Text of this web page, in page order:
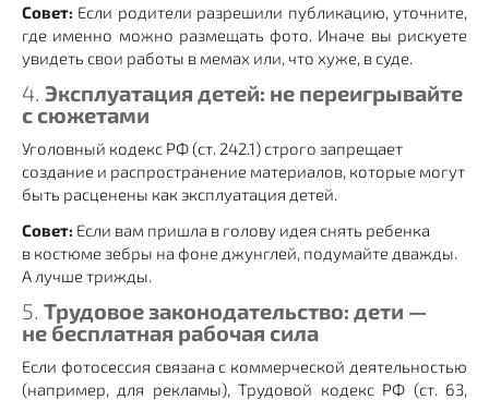
Совет: Если родители разрешили публикацию, уточните,
где именно можно размещать фото. Иначе вы рискуете
увидеть свои работы в мемах или, что хуже, в суде.
4. Эксплуатация детей: не переигрывайте
с сюжетами
Уголовный кодекс РФ (ст. 242.1) строго запрещает
создание и распространение материалов, которые могут
быть расценены как эксплуатация детей.
Совет: Если вам пришла в голову идея снять ребенка
в костюме зебры на фоне джунглей, подумайте дважды.
А лучше трижды.
5. Трудовое законодательство: дети —
не бесплатная рабочая сила
Если фотосессия связана с коммерческой деятельностью
(например, для рекламы), Трудовой кодекс РФ (ст. 63,